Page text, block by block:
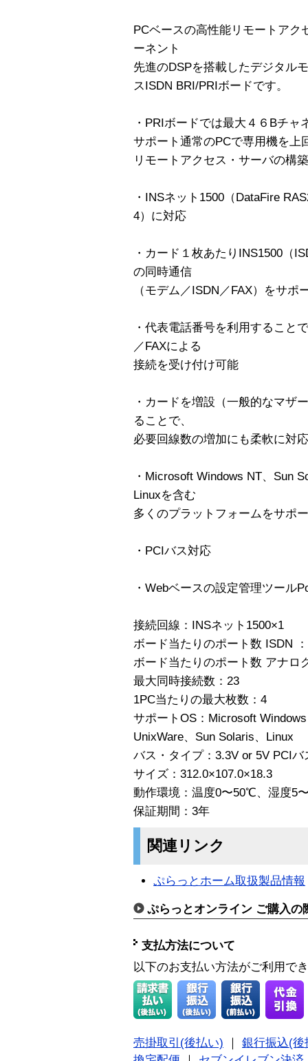
PCベースの高性能リモートアク
ーネント
先進のDSPを搭載したデジタル
スISDN BRI/PRIボードです。
・PRIボードでは最大４６Bチ
サポート通常のPCで専用機を上
リモートアクセス・サーバの構
・INSネット1500（DataFire
4）に対応
・カード１枚あたりINS1500（
の同時通信
（モデム／ISDN／FAX）をサポ
・代表電話番号を利用すること
／FAXによる
接続を受け付け可能
・カードを増設（一般的なマザ
ることで、
必要回線数の増加にも柔軟に対
・Microsoft Windows NT、Sun
Linuxを含む
多くのプラットフォームをサポ
・PCIバス対応
・Webベースの設定管理ツール
接続回線：INSネット1500×1
ボード当たりのポート数 ISDN
ボード当たりのポート数 アナロ
最大同時接続数：23
1PC当たりの最大枚数：4
サポートOS：Microsoft
UnixWare、Sun Solaris、Linux
バス・タイプ：3.3V or 5V PCIバ
サイズ：312.0×107.0×18.3
動作環境：温度0〜50℃、湿度5
保証期間：3年
関連リンク
ぷらっとホーム取扱製品情報
ぷらっとオンライン ご購入の
支払方法について
以下のお支払い方法がご利用で
売掛取引(後払い)
銀行振込(後